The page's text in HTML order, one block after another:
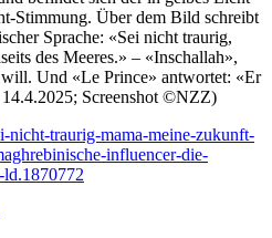
Stimmung. Über dem Bild schreibt
Sprache: «Sei nicht traurig,
des Meeres.» – «Inschallah»,
Und «Le Prince» antwortet: «Er
Screenshot ©NZZ)
nicht-traurig-mama-meine-zukunft-
influencer-die-
ld.1870772